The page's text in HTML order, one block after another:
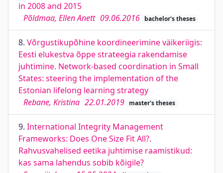
in 2008 and 2015
Põldmaa, Ellen Anett 09.06.2016 bachelor's theses
8. Võrgustikupõhine koordineerimine väikeriigis:
Eesti elukestva õppe strateegia rakendamise
juhtimine. Network-based coordination in Small
States: steering the implementation of the
Estonian lifelong learning strategy
Rebane, Kristina 22.01.2019 master's theses
9. International Integrity Management
Frameworks: Does One Size Fit All?.
Rahvusvahelised eetika juhtimise raamistikud:
kas sama lahendus sobib kõigile?